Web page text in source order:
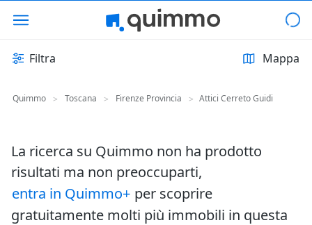
Filtra Mappa
Quimmo > Toscana > Firenze Provincia > Attici Cerreto Guidi
La ricerca su Quimmo non ha prodotto
risultati ma non preoccuparti,
entra in Quimmo+ per scoprire
gratuitamente molti più immobili in questa